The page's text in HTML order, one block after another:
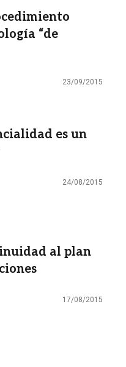
“de
23/09/2015
es un
24/08/2015
al plan
17/08/2015